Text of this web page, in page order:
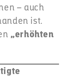
– auch
ist.
„erhöhten